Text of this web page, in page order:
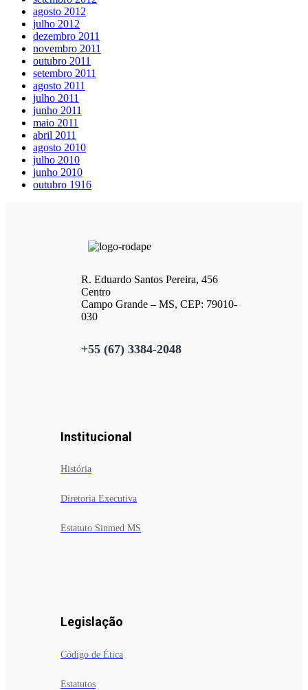
agosto 2012
julho 2012
dezembro 2011
novembro 2011
outubro 2011
setembro 2011
agosto 2011
julho 2011
junho 2011
maio 2011
abril 2011
agosto 2010
julho 2010
junho 2010
outubro 1916
R. Eduardo Santos Pereira, 456
Centro
Campo Grande – MS, CEP: 79010-
030
+55 (67) 3384-2048
Institucional
História
Diretoria Executiva
Estatuto Sinmed MS
Legislação
Código de Ética
Estatutos